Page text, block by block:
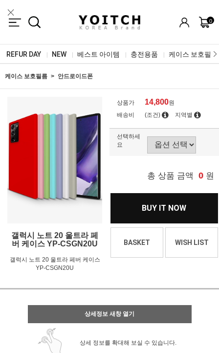
0
REFUR DAY NEW 베스트 아이템 충전용품 케이스 보호필름
케이스 보호필름 안드로이드폰
갤럭시 노트 20 울트라 페
버 케이스 YP-CSGN20U
갤럭시 노트 20 울트라 페버 케이스
YP-CSGN20U
상품가 14,800원
배송비
(조건) 지역별
선택하세
요
총 상품 금액 0 원
BUY IT NOW
BASKET WISH LIST
상세정보 새창 열기
상세 정보를 확대해 보실 수 있습니다.